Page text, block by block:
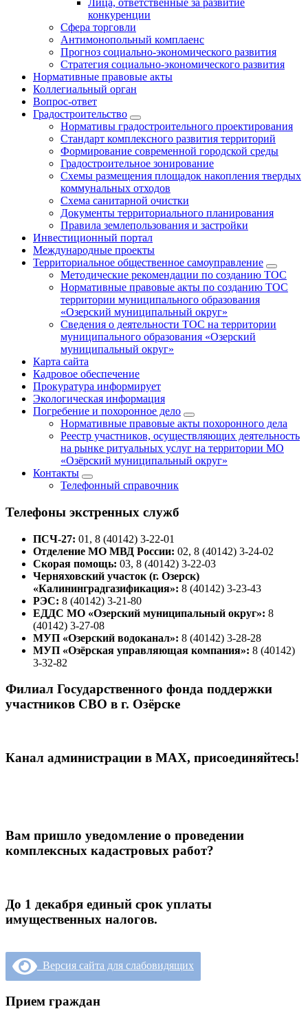
Лица, ответственные за развитие
конкуренции
Сфера торговли
Антимонопольный комплаенс
Прогноз социально-экономического развития
Стратегия социально-экономического развития
Нормативные правовые акты
Коллегиальный орган
Вопрос-ответ
Градостроительство
Нормативы градостроительного проектирования
Стандарт комплексного развития территорий
Формирование современной городской среды
Градостроительное зонирование
Схемы размещения площадок накопления твердых
коммунальных отходов
Схема санитарной очистки
Документы территориального планирования
Правила землепользования и застройки
Инвестиционный портал
Международные проекты
Территориальное общественное самоуправление
Методические рекомендации по созданию ТОС
Нормативные правовые акты по созданию ТОС
территории муниципального образования
«Озерский муниципальный округ»
Сведения о деятельности ТОС на территории
муниципального образования «Озерский
муниципальный округ»
Карта сайта
Кадровое обеспечение
Прокуратура информирует
Экологическая информация
Погребение и похоронное дело
Нормативные правовые акты похоронного дела
Реестр участников, осуществляющих деятельность
на рынке ритуальных услуг на территории МО
«Озёрский муниципальный округ»
Контакты
Телефонный справочник
Телефоны экстренных служб
ПСЧ-27: 01, 8 (40142) 3-22-01
Отделение МО МВД России: 02, 8 (40142) 3-24-02
Скорая помощь: 03, 8 (40142) 3-22-03
Черняховский участок (г. Озерск)
«Калининградгазификация»: 8 (40142) 3-23-43
РЭС: 8 (40142) 3-21-80
ЕДДС МО «Озерский муниципальный округ»: 8
(40142) 3-27-08
МУП «Озерский водоканал»: 8 (40142) 3-28-28
МУП «Озёрская управляющая компания»: 8 (40142)
3-32-82
Филиал Государственного фонда поддержки
участников СВО в г. Озёрске
Канал администрации в МАХ, присоединяйтесь!
Вам пришло уведомление о проведении
комплексных кадастровых работ?
До 1 декабря единый срок уплаты
имущественных налогов.
Версия сайта для слабовидящих
Прием граждан